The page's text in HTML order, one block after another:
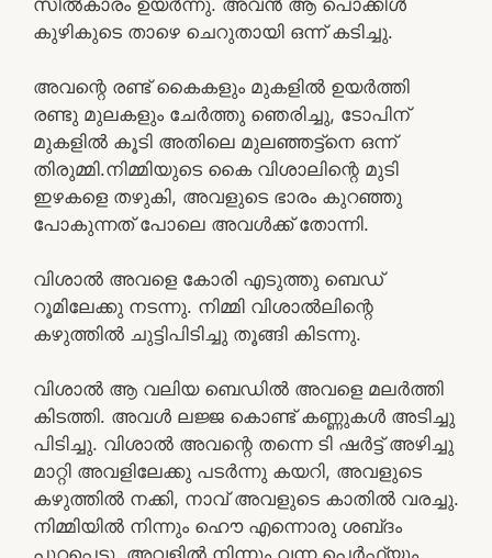
കുഴികുടെ താഴെ ചെറുതായി ഒന്ന് കടിച്ചു.
അവന്റെ രണ്ട് കൈകളും മുകളിൽ ഉയർത്തി
രണ്ടു മുലകളും ചേർത്തു ഞെരിച്ചു, ടോപിന്
മുകളിൽ കൂടി അതിലെ മുലഞ്ഞട്ട്നെ ഒന്ന്
തിരുമ്മി.നിമ്മിയുടെ കൈ വിശാലിന്റെ മുടി
ഇഴകളെ തഴുകി, അവളുടെ ഭാരം കുറഞ്ഞു
പോകുന്നത് പോലെ അവൾക്ക് തോന്നി.
വിശാൽ അവളെ കോരി എടുത്തു ബെഡ്
റൂമിലേക്കു നടന്നു. നിമ്മി വിശാൽലിന്റെ
കഴുത്തിൽ ചുട്ടിപിടിച്ചു തൂങ്ങി കിടന്നു.
വിശാൽ ആ വലിയ ബെഡിൽ അവളെ മലർത്തി
കിടത്തി. അവൾ ലജ്ജ കൊണ്ട് കണ്ണുകൾ അടിച്ചു
പിടിച്ചു. വിശാൽ അവന്റെ തന്നെ ടി ഷർട്ട്‌ അഴിച്ചു
മാറ്റി അവളിലേക്കു പടർന്നു കയറി, അവളുടെ
കഴുത്തിൽ നക്കി, നാവ് അവളുടെ കാതിൽ വരച്ചു.
നിമ്മിയിൽ നിന്നും ഹൌ എന്നൊരു ശബ്‌ദം
പുറപ്പെട്ടു. അവളിൽ നിന്നും വന്ന പെർഫ്യൂം